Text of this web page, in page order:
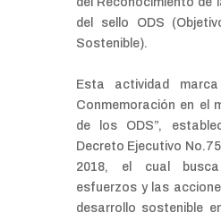
del sello ODS
Sostenible).
Esta actividad
Conmemoración en el
de los ODS”,
Decreto Ejecutivo
2018, el cual
esfuerzos y las
desarrollo sostenible